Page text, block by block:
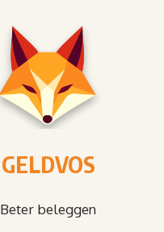
GELDVOS
Beter beleggen